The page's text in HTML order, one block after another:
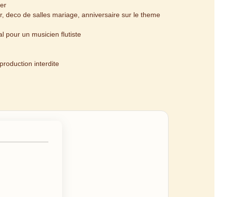
deco de salles mariage, anniversaire sur le theme
pour un musicien flutiste
interdite